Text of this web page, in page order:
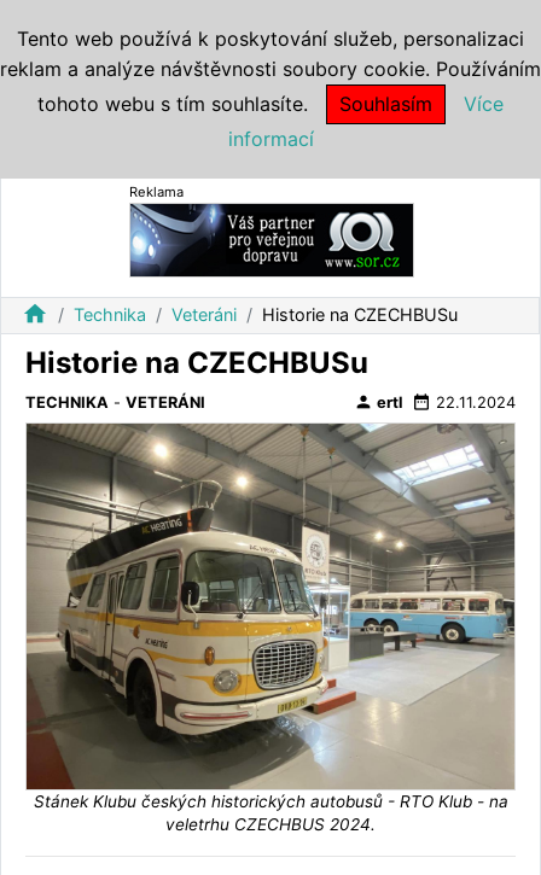
Reklama
home Technika Veteráni Historie na CZECHBUSu
Historie na CZECHBUSu
TECHNIKA - VETERÁNI person ertl date_range 22.11.2024
Stánek Klubu českých historických autobusů - RTO Klub - na
veletrhu CZECHBUS 2024.
Tento web používá k poskytování služeb, personalizaci
reklam a analýze návštěvnosti soubory cookie. Používáním
tohoto webu s tím souhlasíte.
Souhlasím
Více
informací